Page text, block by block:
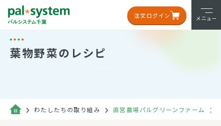
注文ログイン メニュー
葉物野菜のレシピ
わたしたちの取り組み 直営農場パルグリーンファーム